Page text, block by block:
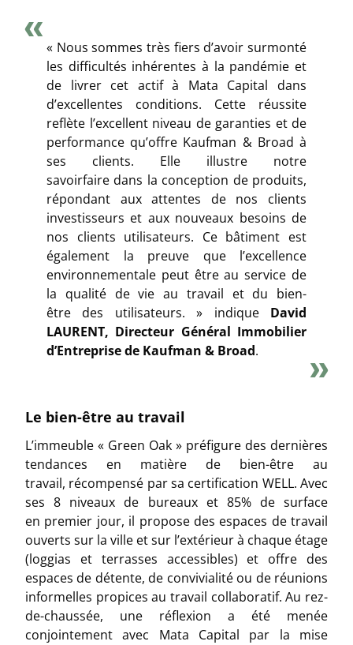
« Nous sommes très fiers d’avoir surmonté
les difficultés inhérentes à la pandémie et
de livrer cet actif à Mata Capital dans
d’excellentes conditions. Cette réussite
reflète l’excellent niveau de garanties et de
performance qu’offre Kaufman & Broad à
ses clients. Elle illustre notre
savoirfaire dans la conception de produits,
répondant aux attentes de nos clients
investisseurs et aux nouveaux besoins de
nos clients utilisateurs. Ce bâtiment est
également la preuve que l’excellence
environnementale peut être au service de
la qualité de vie au travail et du bien-
être des utilisateurs. » indique David
LAURENT, Directeur Général Immobilier
d’Entreprise de Kaufman & Broad.
Le bien-être au travail
L’immeuble « Green Oak » préfigure des dernières
tendances en matière de bien-être au
travail, récompensé par sa certification WELL. Avec
ses 8 niveaux de bureaux et 85% de surface
en premier jour, il propose des espaces de travail
ouverts sur la ville et sur l’extérieur à chaque étage
(loggias et terrasses accessibles) et offre des
espaces de détente, de convivialité ou de réunions
informelles propices au travail collaboratif. Au rez-
de-chaussée, une réflexion a été menée
conjointement avec Mata Capital par la mise